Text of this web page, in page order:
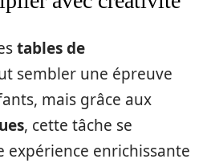
tables de
sembler une épreuve
mais grâce aux
, cette tâche se
enrichissante